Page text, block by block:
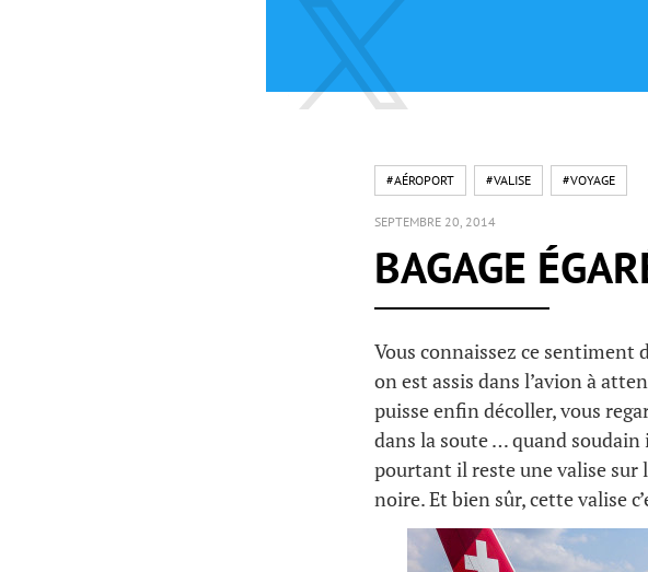
#AÉROPORT #VALISE #VOYAGE
SEPTEMBRE 20, 2014
BAGAGE
Vous connaissez ce sentiment
on est assis dans l’avion à
puisse enfin décoller, vous
dans la soute … quand
pourtant il reste une valise sur
noire. Et bien sûr, cette valise